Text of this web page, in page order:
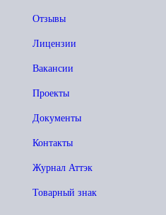
Отзывы
Лицензии
Вакансии
Проекты
Документы
Контакты
Журнал Аттэк
Товарный знак